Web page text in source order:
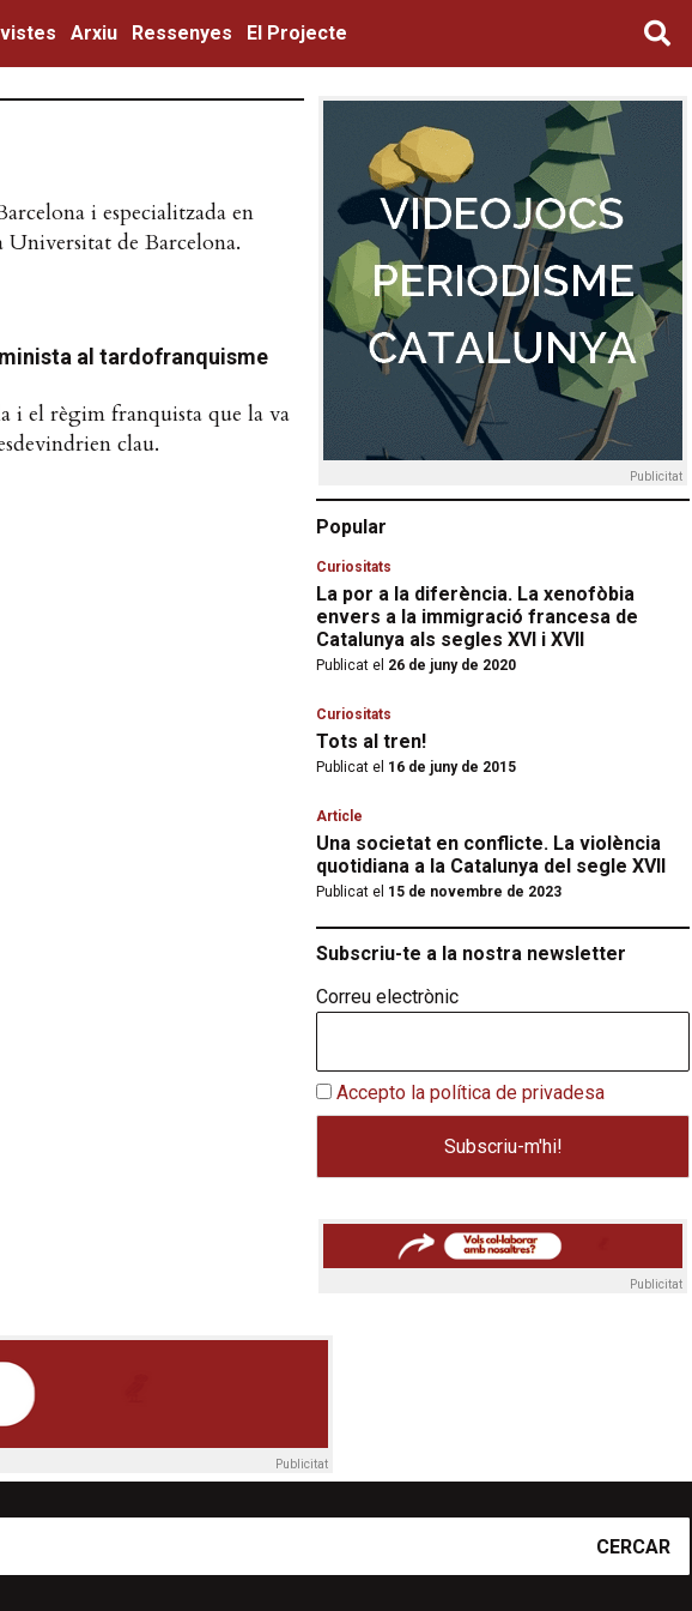
Arxiu Ressenyes El Projecte
i especialitzada en
de Barcelona.
al tardofranquisme
i el règim franquista que la va
clau.
Publicitat
Popular
Curiositats
La por a la diferència. La xenofòbia
envers a la immigració francesa de
Catalunya als segles XVI i XVII
Publicat el 26 de juny de 2020
Curiositats
Tots al tren!
Publicat el 16 de juny de 2015
Article
Una societat en conflicte. La violència
quotidiana a la Catalunya del segle XVII
Publicat el 15 de novembre de 2023
Subscriu-te a la nostra newsletter
Correu electrònic
Accepto la política de privadesa
Publicitat
Publicitat
CERCAR